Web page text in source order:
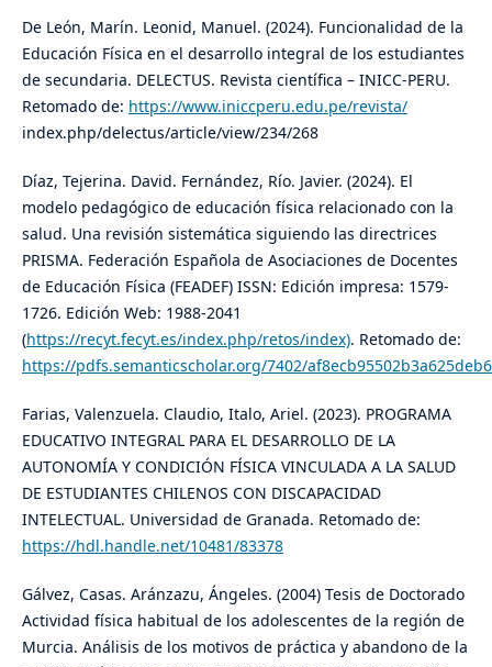
De León, Marín. Leonid, Manuel. (2024). Funcionalidad de la
Educación Física en el desarrollo integral de los estudiantes
de secundaria. DELECTUS. Revista científica – INICC-PERU.
Retomado de: https://www.iniccperu.edu.pe/revista/
index.php/delectus/article/view/234/268
Díaz, Tejerina. David. Fernández, Río. Javier. (2024). El
modelo pedagógico de educación física relacionado con la
salud. Una revisión sistemática siguiendo las directrices
PRISMA. Federación Española de Asociaciones de Docentes
de Educación Física (FEADEF) ISSN: Edición impresa: 1579-
1726. Edición Web: 1988-2041
(https://recyt.fecyt.es/index.php/retos/index). Retomado de:
https://pdfs.semanticscholar.org/7402/
Farias, Valenzuela. Claudio, Italo, Ariel. (2023). PROGRAMA
EDUCATIVO INTEGRAL PARA EL DESARROLLO DE LA
AUTONOMÍA Y CONDICIÓN FÍSICA VINCULADA A LA SALUD
DE ESTUDIANTES CHILENOS CON DISCAPACIDAD
INTELECTUAL. Universidad de Granada. Retomado de:
https://hdl.handle.net/10481/83378
Gálvez, Casas. Aránzazu, Ángeles. (2004) Tesis de Doctorado
Actividad física habitual de los adolescentes de la región de
Murcia. Análisis de los motivos de práctica y abandono de la